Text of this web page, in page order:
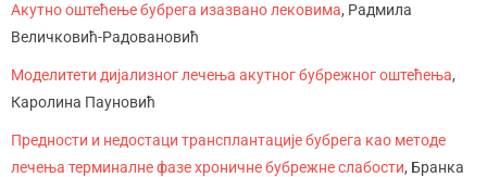
Акутно оштећење бубрега изазвано лековима, Радмила
Величковић-Радовановић
Моделитети дијализног лечења акутног бубрежног оштећења,
Каролина Пауновић
Предности и недостаци трансплантације бубрега као методе
лечења терминалне фазе хроничне бубрежне слабости, Бранка